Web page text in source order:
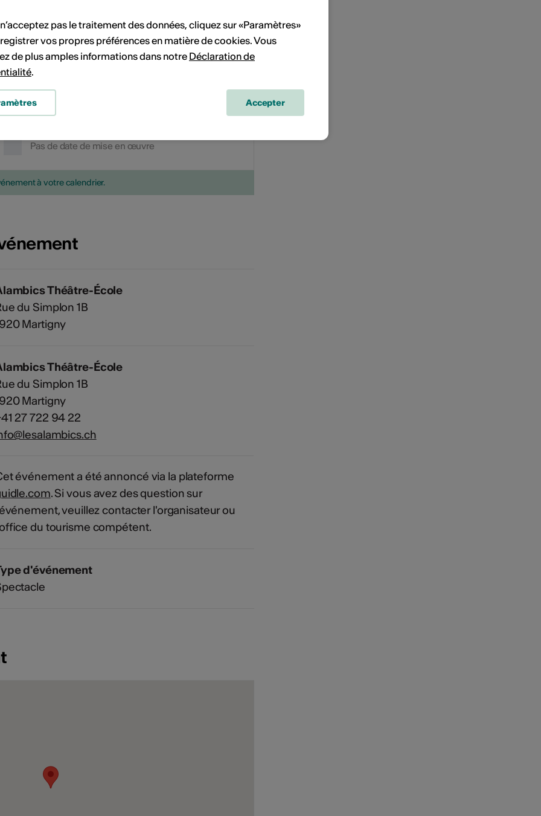
21
28
13 14 15 16 17 18 19
Pas de date de mise en œuvre
à votre calendrier.
Théâtre-École
du Simplon 1B
Martigny
Théâtre-École
du Simplon 1B
Martigny
27 722 94 22
événement a été annoncé via la plateforme
. Si vous avez des question sur
veuillez contacter l'organisateur ou
du tourisme compétent.
d'événement
pas le traitement des données, cliquez sur «Paramètres»
vos propres préférences en matière de cookies. Vous
de plus amples informations dans notre Déclaration de
.
Accepter